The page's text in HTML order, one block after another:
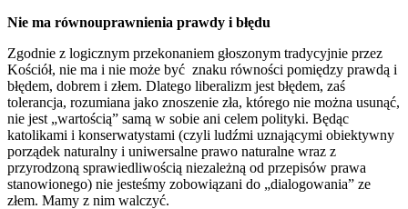
Nie ma równouprawnienia prawdy i błędu
Zgodnie z logicznym przekonaniem głoszonym tradycyjnie przez
Kościół, nie ma i nie może być znaku równości pomiędzy prawdą i
błędem, dobrem i złem. Dlatego liberalizm jest błędem, zaś
tolerancja, rozumiana jako znoszenie zła, którego nie można usunąć,
nie jest „wartością” samą w sobie ani celem polityki. Będąc
katolikami i konserwatystami (czyli ludźmi uznającymi obiektywny
porządek naturalny i uniwersalne prawo naturalne wraz z
przyrodzoną sprawiedliwością niezależną od przepisów prawa
stanowionego) nie jesteśmy zobowiązani do „dialogowania” ze
złem. Mamy z nim walczyć.